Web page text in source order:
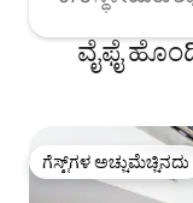
ವೈಫೈ
ಗೆಸ್ಟ್‌ಗಳ ಅಚ್ಚುಮೆಚ್ಚಿನದು
ಗೆಸ್ಟ್‌ಗಳ ಅಚ್ಚುಮೆಚ್ಚಿನದು